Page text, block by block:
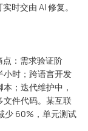
时交由 AI 修复。
点：需求验证阶
小时；跨语言开发
；迭代维护中，
件代码。某互联
少 60%，单元测试